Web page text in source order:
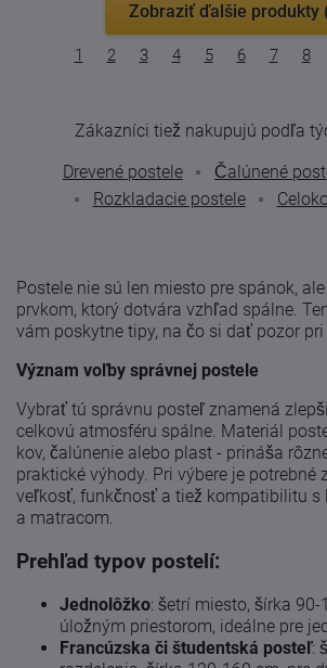
Zobraziť ďalšie produkty
8
7
6
5
4
3
2
1
Zákazníci tiež nakupujú podľa
Drevené postele
Čalúnené
Rozkladacie postele
Postele nie sú len miesto pre spánok,
prvkom, ktorý dotvára vzhľad spálne.
vám poskytne tipy, na čo si dať pozor pri
Význam voľby správnej postele
Vybrať tú správnu posteľ znamená
celkovú atmosféru spálne. Materiál
kov, čalúnenie alebo plast - prináša
praktické výhody. Pri výbere je potrebné
veľkosť, funkčnosť a tiež kompatibilitu s
a matracom.
Prehľad typov postelí:
Jednolôžko: šetrí miesto, šírka
úložným priestorom, ideálne pre
Francúzska či študentská posteľ: